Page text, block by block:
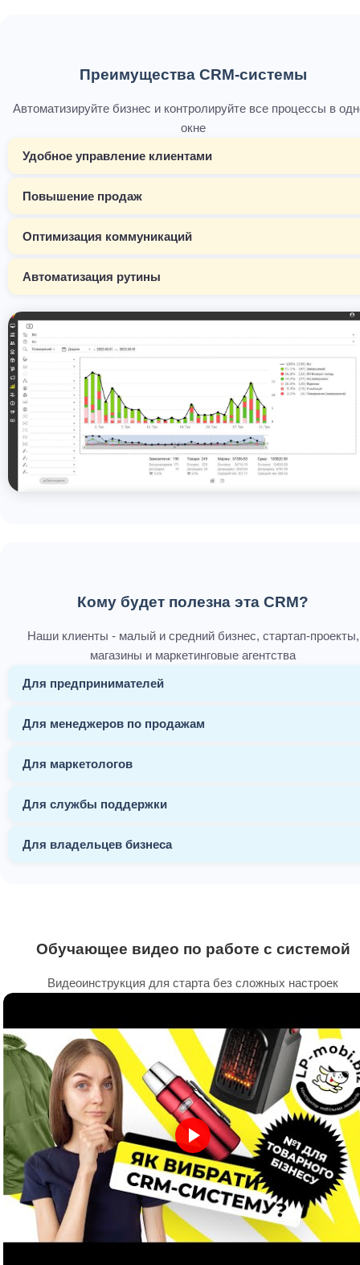
Преимущества CRM-системы
Автоматизируйте бизнес и контролируйте все процессы в
окне
Удобное управление клиентами
Повышение продаж
Оптимизация коммуникаций
Автоматизация рутины
Кому будет полезна эта CRM?
Наши клиенты - малый и средний бизнес, стартап-проекты,
магазины и маркетинговые агентства
Для предпринимателей
Для менеджеров по продажам
Для маркетологов
Для службы поддержки
Для владельцев бизнеса
Обучающее видео по работе с системой
Видеоинструкция для старта без сложных настроек